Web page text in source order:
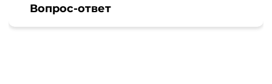
Вопрос-ответ